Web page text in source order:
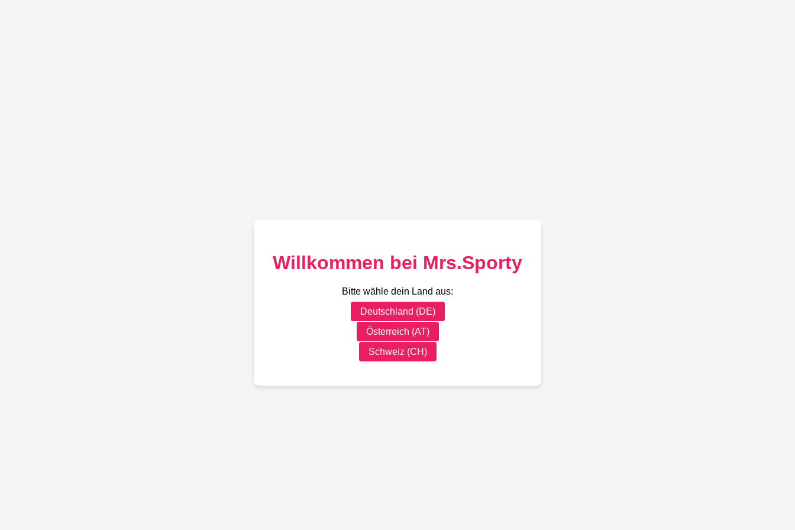
Willkommen bei Mrs.Sporty
Bitte wähle dein Land aus:
Deutschland (DE)
Österreich (AT)
Schweiz (CH)